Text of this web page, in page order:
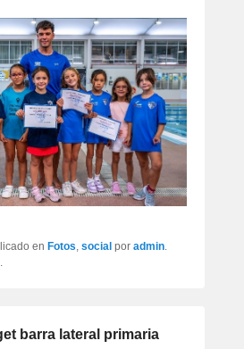
en Fotos, social por admin.
.
barra lateral primaria